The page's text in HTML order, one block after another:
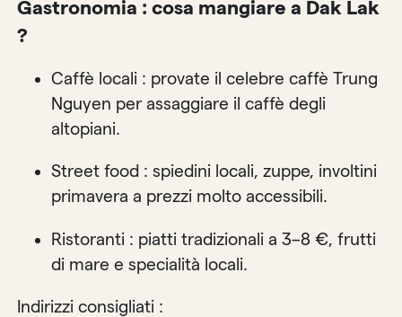
Gastronomia : cosa mangiare a Dak Lak
?
Caffè locali : provate il celebre caffè Trung
Nguyen per assaggiare il caffè degli
altopiani.
Street food : spiedini locali, zuppe, involtini
primavera a prezzi molto accessibili.
Ristoranti : piatti tradizionali a 3–8 €, frutti
di mare e specialità locali.
Indirizzi consigliati :